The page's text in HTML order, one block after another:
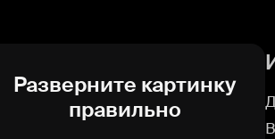
Разверните картинку
правильно